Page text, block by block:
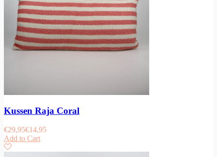
Kussen Raja Coral
€29,95€14,95
Add to Cart